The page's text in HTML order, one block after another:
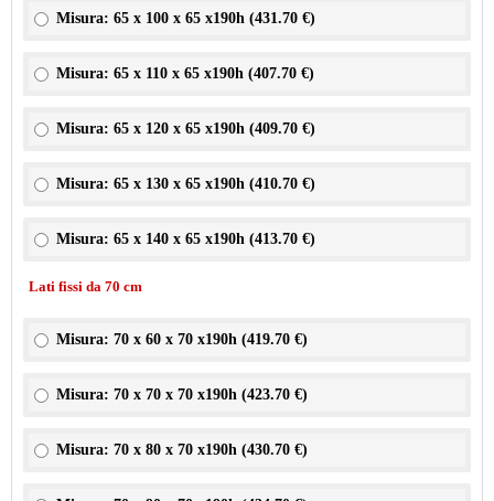
Misura: 65 x 100 x 65 x190h (431.70 €)
Misura: 65 x 110 x 65 x190h (407.70 €)
Misura: 65 x 120 x 65 x190h (409.70 €)
Misura: 65 x 130 x 65 x190h (410.70 €)
Misura: 65 x 140 x 65 x190h (413.70 €)
Lati fissi da 70 cm
Misura: 70 x 60 x 70 x190h (419.70 €)
Misura: 70 x 70 x 70 x190h (423.70 €)
Misura: 70 x 80 x 70 x190h (430.70 €)